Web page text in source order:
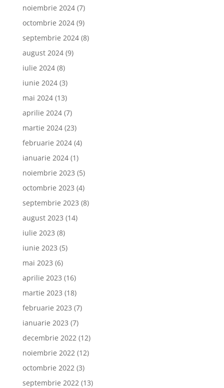
noiembrie 2024(7)
octombrie 2024(9)
septembrie 2024(8)
august 2024(9)
iulie 2024(8)
iunie 2024(3)
mai 2024(13)
aprilie 2024(7)
martie 2024(23)
februarie 2024(4)
ianuarie 2024(1)
noiembrie 2023 (5)
octombrie 2023 (4)
septembrie 2023 (8)
august 2023 (14)
iulie 2023 (8)
iunie 2023 (5)
mai 2023 (6)
aprilie 2023 (16)
martie 2023 (18)
februarie 2023 (7)
ianuarie 2023 (7)
decembrie 2022(12)
noiembrie 2022(12)
octombrie 2022(3)
septembrie 2022(13)